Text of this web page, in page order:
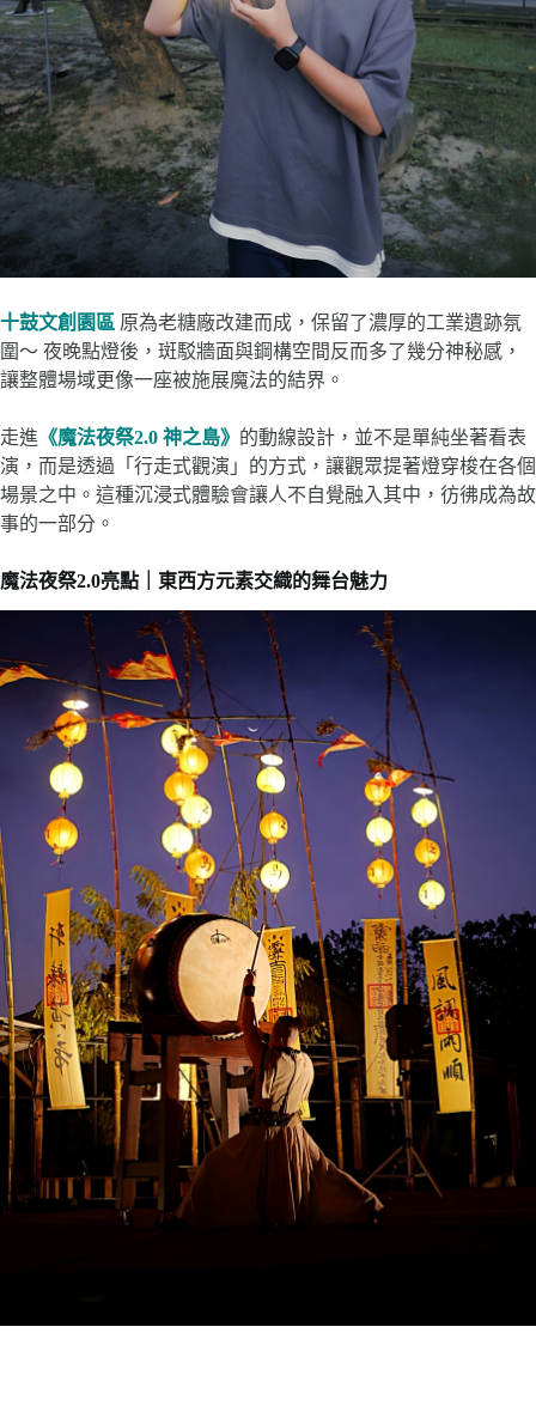
十鼓文創園區 原為老糖廠改建而成，保留了濃厚的工業遺跡氛
圍～ 夜晚點燈後，斑駁牆面與鋼構空間反而多了幾分神秘感，
讓整體場域更像一座被施展魔法的結界。
走進 《魔法夜祭2.0 神之島》 的動線設計，並不是單純坐著看表
演，而是透過「行走式觀演」的方式，讓觀眾提著燈穿梭在各個
場景之中。這種沉浸式體驗會讓人不自覺融入其中，彷彿成為故
事的一部分。
魔法夜祭2.0亮點｜東西方元素交織的舞台魅力